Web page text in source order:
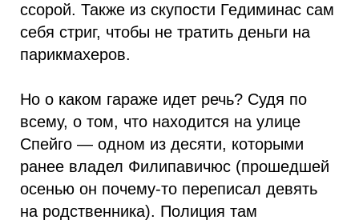
ссорой. Также из скупости Гедиминас сам
себя стриг, чтобы не тратить деньги на
парикмахеров.
Но о каком гараже идет речь? Судя по
всему, о том, что находится на улице
Спейго — одном из десяти, которыми
ранее владел Филипавичюс (прошедшей
осенью он почему-то переписал девять
на родственника). Полиция там